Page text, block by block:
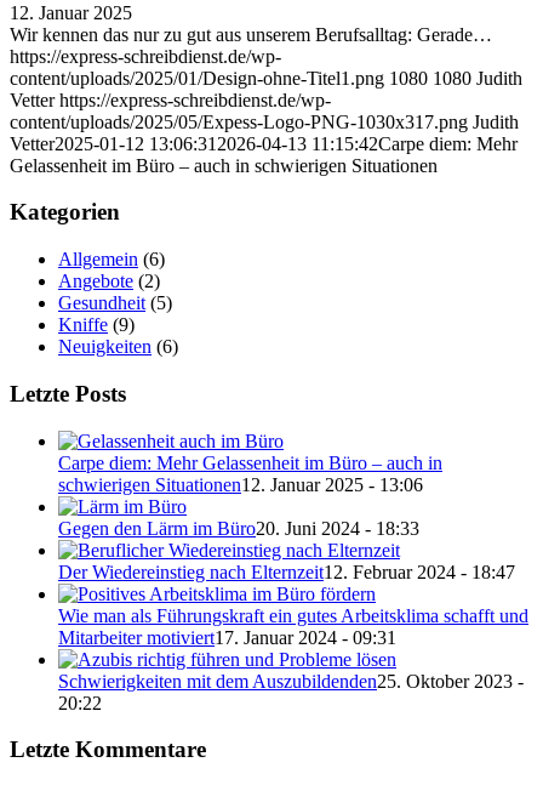
12. Januar 2025
Wir kennen das nur zu gut aus unserem Berufsalltag: Gerade…
https://express-schreibdienst.de/wp-
content/uploads/2025/01/Design-ohne-Titel1.png 1080 1080 Judith
Vetter https://express-schreibdienst.de/wp-
content/uploads/2025/05/Expess-Logo-PNG-1030x317.png Judith
Vetter2025-01-12 13:06:31 2026-04-13 11:15:42Carpe diem: Mehr
Gelassenheit im Büro – auch in schwierigen Situationen
Kategorien
Allgemein (6)
Angebote (2)
Gesundheit (5)
Kniffe (9)
Neuigkeiten (6)
Letzte Posts
Carpe diem: Mehr Gelassenheit im Büro – auch in
schwierigen Situationen12. Januar 2025 - 13:06
Gegen den Lärm im Büro20. Juni 2024 - 18:33
Der Wiedereinstieg nach Elternzeit12. Februar 2024 - 18:47
Wie man als Führungskraft ein gutes Arbeitsklima schafft und
Mitarbeiter motiviert17. Januar 2024 - 09:31
Schwierigkeiten mit dem Auszubildenden25. Oktober 2023 -
20:22
Letzte Kommentare